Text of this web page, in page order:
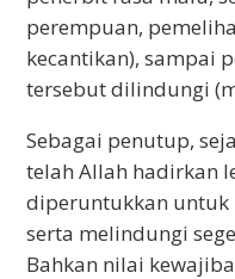
perempuan,
kecantikan), sampai
tersebut dilindungi
Sebagai penutup,
telah Allah hadirkan
diperuntukkan untuk
serta melindungi
Bahkan nilai